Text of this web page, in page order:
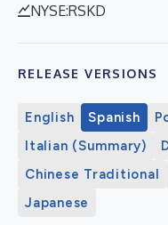
NYSE:RSKD
RELEASE VERSIONS
English Spanish
Italian (Summary)
Chinese Traditional
Japanese